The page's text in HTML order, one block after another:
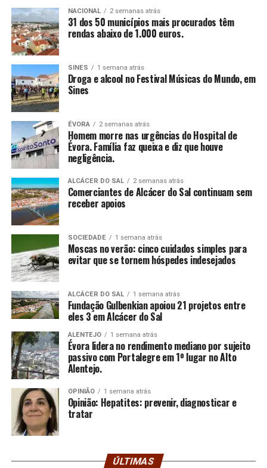
NACIONAL 2 semanas atrás
31 dos 50 municípios mais procurados têm
rendas abaixo de 1.000 euros.
SINES 1 semana atrás
Droga e alcool no Festival Músicas do Mundo, em
Sines
ÉVORA 2 semanas atrás
Homem morre nas urgências do Hospital de
Évora. Família faz queixa e diz que houve
negligência.
ALCÁCER DO SAL 2 semanas atrás
Comerciantes de Alcácer do Sal continuam sem
receber apoios
SOCIEDADE 1 semana atrás
Moscas no verão: cinco cuidados simples para
evitar que se tornem hóspedes indesejados
ALCÁCER DO SAL 1 semana atrás
Fundação Gulbenkian apoiou 21 projetos entre
eles 3 em Alcácer do Sal
ALENTEJO 1 semana atrás
Évora lidera no rendimento mediano por sujeito
passivo com Portalegre em 1º lugar no Alto
Alentejo.
OPINIÃO 1 semana atrás
Opinião: Hepatites: prevenir, diagnosticar e
tratar
ÚLTIMAS